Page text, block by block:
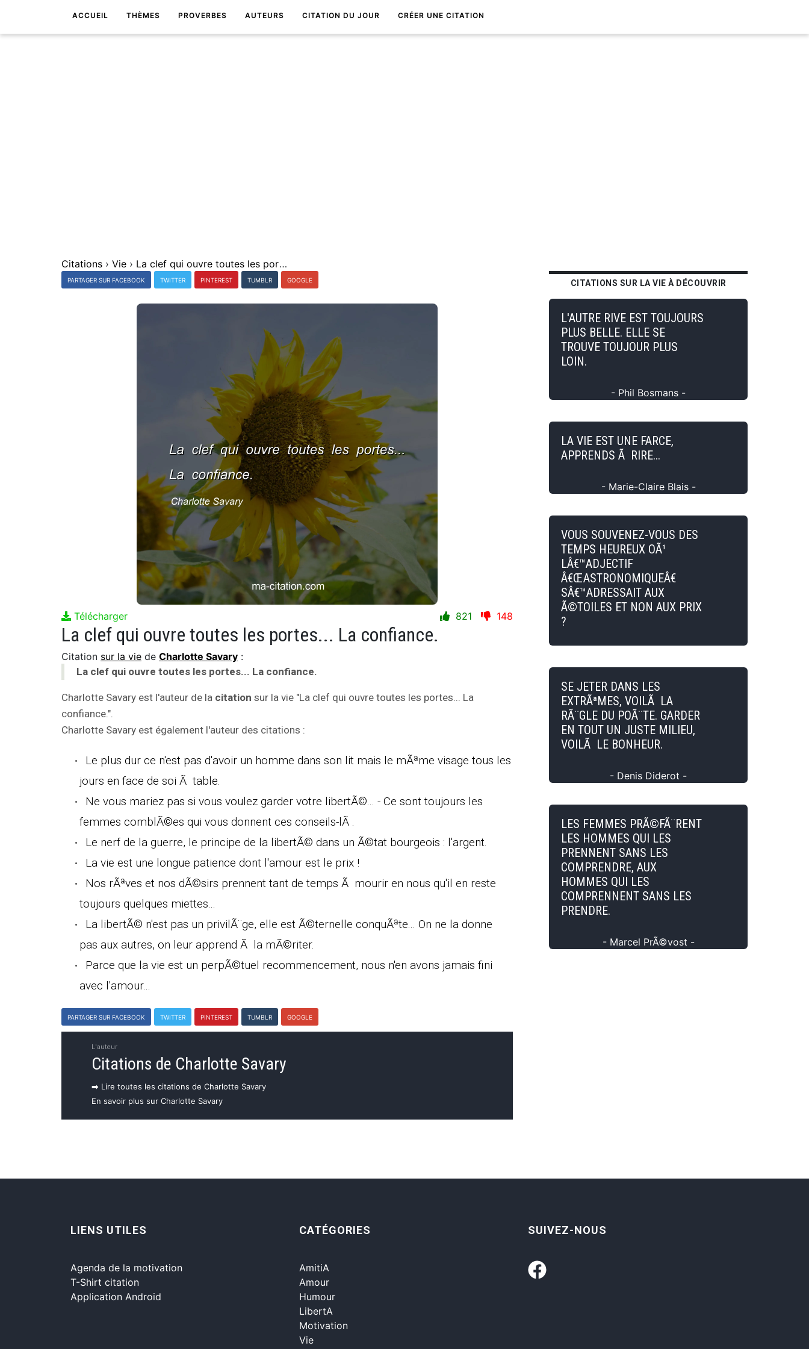
ACCUEIL THÈMES PROVERBES AUTEURS CITATION DU JOUR CRÉER UNE CITATION
Citations › Vie › La clef qui ouvre toutes les portes... La confiance.
PARTAGER SUR FACEBOOK TWITTER PINTEREST TUMBLR GOOGLE
Télécharger 821 148
La clef qui ouvre toutes les portes... La confiance.
Citation sur la vie de Charlotte Savary :
La clef qui ouvre toutes les portes... La confiance.
Charlotte Savary est l'auteur de la citation sur la vie "La clef qui ouvre toutes les portes... La
confiance.".
Charlotte Savary est également l'auteur des citations :
Le plus dur ce n'est pas d'avoir un homme dans son lit mais le mÃªme visage tous les
jours en face de soi Ã table.
Ne vous mariez pas si vous voulez garder votre libertÃ©... - Ce sont toujours les
femmes comblÃ©es qui vous donnent ces conseils-lÃ .
Le nerf de la guerre, le principe de la libertÃ© dans un Ã©tat bourgeois : l'argent.
La vie est une longue patience dont l'amour est le prix !
Nos rÃªves et nos dÃ©sirs prennent tant de temps Ã mourir en nous qu'il en reste
toujours quelques miettes...
La libertÃ© n'est pas un privilÃ¨ge, elle est Ã©ternelle conquÃªte... On ne la donne
pas aux autres, on leur apprend Ã la mÃ©riter.
Parce que la vie est un perpÃ©tuel recommencement, nous n'en avons jamais fini
avec l'amour...
PARTAGER SUR FACEBOOK TWITTER PINTEREST TUMBLR GOOGLE
L'auteur
Citations de Charlotte Savary
➡️ Lire toutes les citations de Charlotte Savary
En savoir plus sur Charlotte Savary
CITATIONS SUR LA VIE À DÉCOUVRIR
L'AUTRE RIVE EST TOUJOURS
PLUS BELLE. ELLE SE
TROUVE TOUJOUR PLUS
LOIN.
- Phil Bosmans -
LA VIE EST UNE FARCE,
APPRENDS Ã RIRE...
- Marie-Claire Blais -
VOUS SOUVENEZ-VOUS DES
TEMPS HEUREUX OÃ¹
LÂ€™ADJECTIF
Â€ŒASTRONOMIQUEÂ€
SÂ€™ADRESSAIT AUX
Ã©TOILES ET NON AUX PRIX
?
SE JETER DANS LES
EXTRÃªMES, VOILÃ LA
RÃ¨GLE DU POÃ¨TE. GARDER
EN TOUT UN JUSTE MILIEU,
VOILÃ LE BONHEUR.
- Denis Diderot -
LES FEMMES PRÃ©FÃ¨RENT
LES HOMMES QUI LES
PRENNENT SANS LES
COMPRENDRE, AUX
HOMMES QUI LES
COMPRENNENT SANS LES
PRENDRE.
- Marcel PrÃ©vost -
LIENS UTILES
Agenda de la motivation
T-Shirt citation
Application Android
CATÉGORIES
AmitiA
Amour
Humour
LibertA
Motivation
Vie
SUIVEZ-NOUS